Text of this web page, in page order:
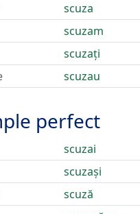
scuza
scuzam
scuzați
scuzau
perfect
scuzai
scuzași
scuză